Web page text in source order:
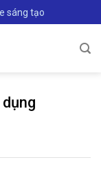
sáng tạo